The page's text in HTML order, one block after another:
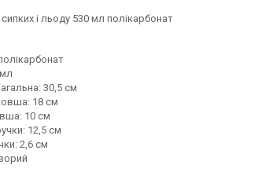
і льоду 530 мл полікарбонат
30,5 см
18 см
10 см
12,5 см
2,6 см